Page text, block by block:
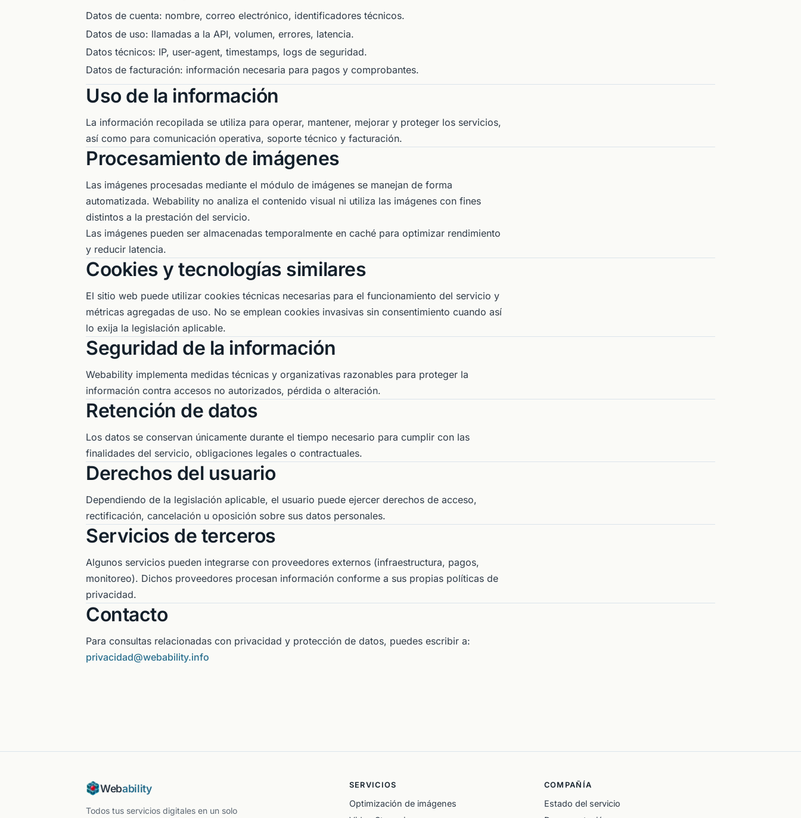
Datos de cuenta: nombre, correo electrónico, identificadores técnicos.
Datos de uso: llamadas a la API, volumen, errores, latencia.
Datos técnicos: IP, user-agent, timestamps, logs de seguridad.
Datos de facturación: información necesaria para pagos y comprobantes.
Uso de la información
La información recopilada se utiliza para operar, mantener, mejorar y proteger los servicios,
así como para comunicación operativa, soporte técnico y facturación.
Procesamiento de imágenes
Las imágenes procesadas mediante el módulo de imágenes se manejan de forma
automatizada. Webability no analiza el contenido visual ni utiliza las imágenes con fines
distintos a la prestación del servicio.
Las imágenes pueden ser almacenadas temporalmente en caché para optimizar rendimiento
y reducir latencia.
Cookies y tecnologías similares
El sitio web puede utilizar cookies técnicas necesarias para el funcionamiento del servicio y
métricas agregadas de uso. No se emplean cookies invasivas sin consentimiento cuando así
lo exija la legislación aplicable.
Seguridad de la información
Webability implementa medidas técnicas y organizativas razonables para proteger la
información contra accesos no autorizados, pérdida o alteración.
Retención de datos
Los datos se conservan únicamente durante el tiempo necesario para cumplir con las
finalidades del servicio, obligaciones legales o contractuales.
Derechos del usuario
Dependiendo de la legislación aplicable, el usuario puede ejercer derechos de acceso,
rectificación, cancelación u oposición sobre sus datos personales.
Servicios de terceros
Algunos servicios pueden integrarse con proveedores externos (infraestructura, pagos,
monitoreo). Dichos proveedores procesan información conforme a sus propias políticas de
privacidad.
Contacto
Para consultas relacionadas con privacidad y protección de datos, puedes escribir a:
privacidad@webability.info
Webability
Todos tus servicios digitales en un solo
SERVICIOS
Optimización de imágenes
COMPAÑÍA
Estado del servicio